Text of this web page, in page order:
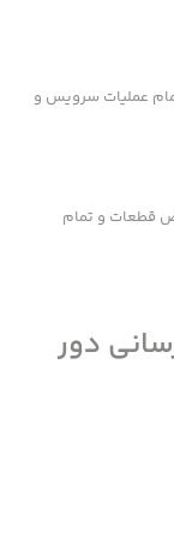
عملیات سرویس و
قطعات و تمام
دور